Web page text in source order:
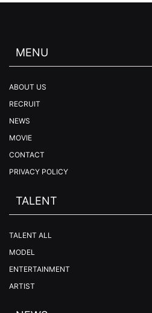
MENU
ABOUT US
RECRUIT
NEWS
MOVIE
CONTACT
PRIVACY POLICY
TALENT
TALENT ALL
MODEL
ENTERTAINMENT
ARTIST